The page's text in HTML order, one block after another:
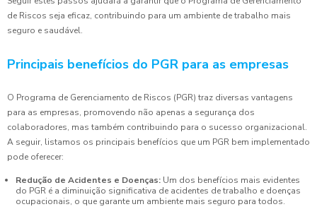
de Riscos seja eficaz, contribuindo para um ambiente de trabalho mais
seguro e saudável.
Principais benefícios do PGR para as empresas
O Programa de Gerenciamento de Riscos (PGR) traz diversas vantagens
para as empresas, promovendo não apenas a segurança dos
colaboradores, mas também contribuindo para o sucesso organizacional.
A seguir, listamos os principais benefícios que um PGR bem implementado
pode oferecer:
Redução de Acidentes e Doenças: Um dos benefícios mais evidentes
do PGR é a diminuição significativa de acidentes de trabalho e doenças
ocupacionais, o que garante um ambiente mais seguro para todos.